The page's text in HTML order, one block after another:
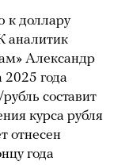
к доллару
аналитик
Александр
2025 года
составит
курса рубля
отнесен
года